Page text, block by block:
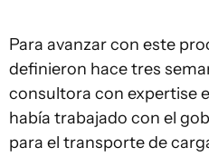
Para avanzar con este
definieron hace tres
consultora con expertise
había trabajado con el
para el transporte de